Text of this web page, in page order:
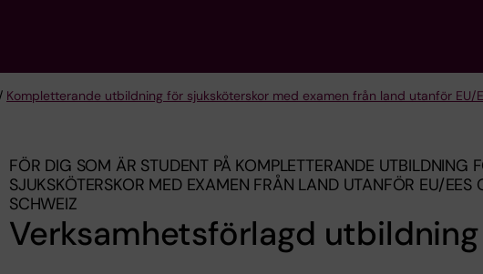
/ Kompletterande utbildning för sjuk­sköterskor med examen från land utanför EU/
FÖR DIG SOM ÄR STUDENT PÅ KOMPLETTERANDE UTBILDNING
SJUK­SKÖTERSKOR MED EXAMEN FRÅN LAND UTANFÖR EU/EES
SCHWEIZ
Verksamhetsförlagd utbildning